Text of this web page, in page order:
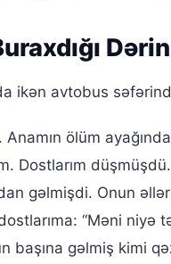
ikən avtobus
Anamın ölüm
Dostlarım
gəlmişdi. Onun
“Məni niyə
başına gəlmiş kimi